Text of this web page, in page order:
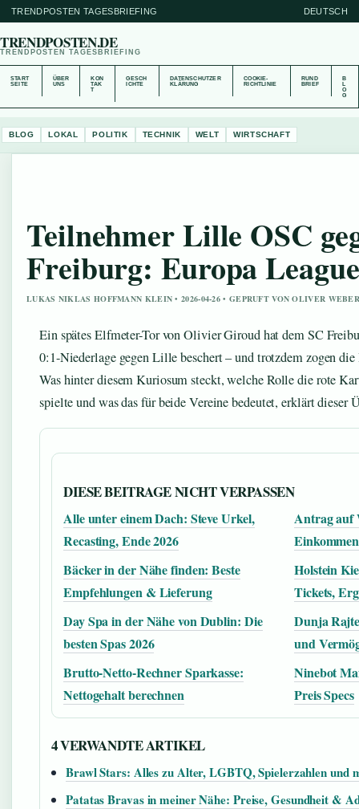
TRENDPOSTEN TAGESBRIEFING DEUTSCH
TRENDPOSTEN.DE
TRENDPOSTEN TAGESBRIEFING
START
SEITE
ÜBER
UNS
KON
TAK
T
GESCH
ICHTE
DATENSCHUTZER
KLÄRUNG
COOKIE-
RICHTLINIE
RUND
BRIEF
B
O
G
BLOG LOKAL POLITIK TECHNIK WELT WIRTSCHAFT
Teilnehmer Lille OSC
Freiburg: Europa
LUKAS NIKLAS HOFFMANN KLEIN • 2026-04-26 • GEPRUFT VON OLIVER
Ein spätes Elfmeter-Tor von Olivier Giroud hat dem SC
0:1-Niederlage gegen Lille beschert – und trotzdem zogen
Was hinter diesem Kuriosum steckt, welche Rolle die rote
spielte und was das für beide Vereine bedeutet, erklärt dieser
DIESE BEITRAGE NICHT VERPASSEN
Alle unter einem Dach: Steve Urkel,
Recasting, Ende 2026
Antrag auf
Bäcker in der Nähe finden: Beste
Empfehlungen & Lieferung
Holstein
Tickets,
Day Spa in der Nähe von Dublin: Die
besten Spas 2026
Dunja
und
Brutto-Netto-Rechner Sparkasse:
Nettogehalt berechnen
Ninebot
Preis Specs
4 VERWANDTE ARTIKEL
Brawl Stars: Alles zu Alter, LGBTQ, Spielerzahlen und
Patatas Bravas in meiner Nähe: Preise, Gesundheit &